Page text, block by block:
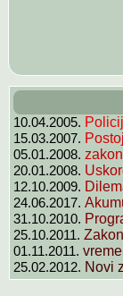
10.04.2005.
15.03.2007.
05.01.2008.
20.01.2008.
12.10.2009.
24.06.2017.
31.10.2010.
25.10.2011.
01.11.2011.
25.02.2012. Novi